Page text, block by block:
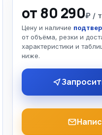
от 80 290₽ / т
Цену и наличие
от объёма, резки и
характеристики и
ниже.